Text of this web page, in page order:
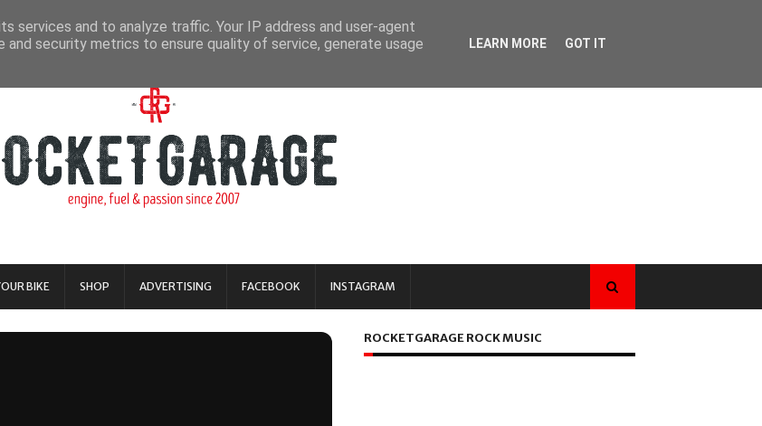
BIKE SHOP ADVERTISING FACEBOOK INSTAGRAM
ROCKETGARAGE ROCK MUSIC
services and to analyze traffic. Your IP address and user-agent
and security metrics to ensure quality of service, generate usage
LEARN MORE GOT IT